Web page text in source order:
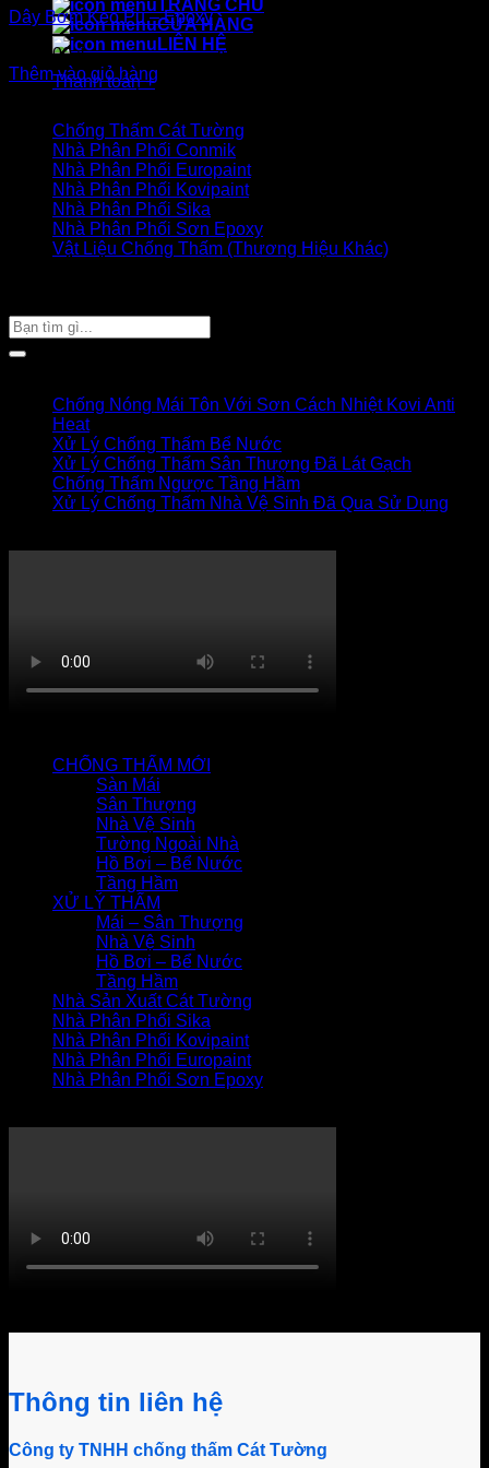
TRANG CHỦ
CỬA HÀNG
LIÊN HỆ
Thanh toán +
Dây Bơm Keo Pu – Epoxy
180.000₫
Thêm vào giỏ hàng
Danh mục sản phẩm
Chống Thấm Cát Tường
Nhà Phân Phối Conmik
Nhà Phân Phối Europaint
Nhà Phân Phối Kovipaint
Nhà Phân Phối Sika
Nhà Phân Phối Sơn Epoxy
Vật Liệu Chống Thấm (Thương Hiệu Khác)
Tìm
kiếm:
Chống Nóng Mái Tôn Với Sơn Cách Nhiệt Kovi Anti
Heat
Xử Lý Chống Thấm Bể Nước
Xử Lý Chống Thấm Sân Thượng Đã Lát Gạch
Chống Thấm Ngược Tầng Hầm
Xử Lý Chống Thấm Nhà Vệ Sinh Đã Qua Sử Dụng
CHỐNG THẤM MỚI
Sàn Mái
Sân Thượng
Nhà Vệ Sinh
Tường Ngoài Nhà
Hồ Bơi – Bể Nước
Tầng Hầm
XỬ LÝ THẤM
Mái – Sân Thượng
Nhà Vệ Sinh
Hồ Bơi – Bể Nước
Tầng Hầm
Nhà Sản Xuất Cát Tường
Nhà Phân Phối Sika
Nhà Phân Phối Kovipaint
Nhà Phân Phối Europaint
Nhà Phân Phối Sơn Epoxy
Thông tin liên hệ
Công ty TNHH chống thấm Cát Tường